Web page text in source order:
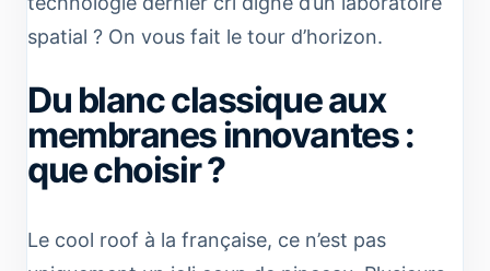
spatial ? On vous fait le tour d’horizon.
Du blanc classique aux
membranes innovantes :
que choisir ?
Le cool roof à la française, ce n’est pas